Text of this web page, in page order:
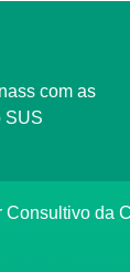
SUS
Consultivo